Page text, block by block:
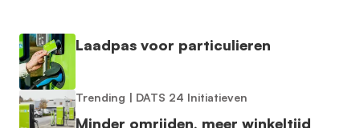
Laadpas voor particulieren
Trending | DATS 24 Initiatieven
Minder omrijden, meer winkeltijd